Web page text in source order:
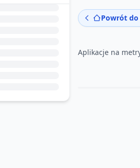
Powrót
Aplikacje na